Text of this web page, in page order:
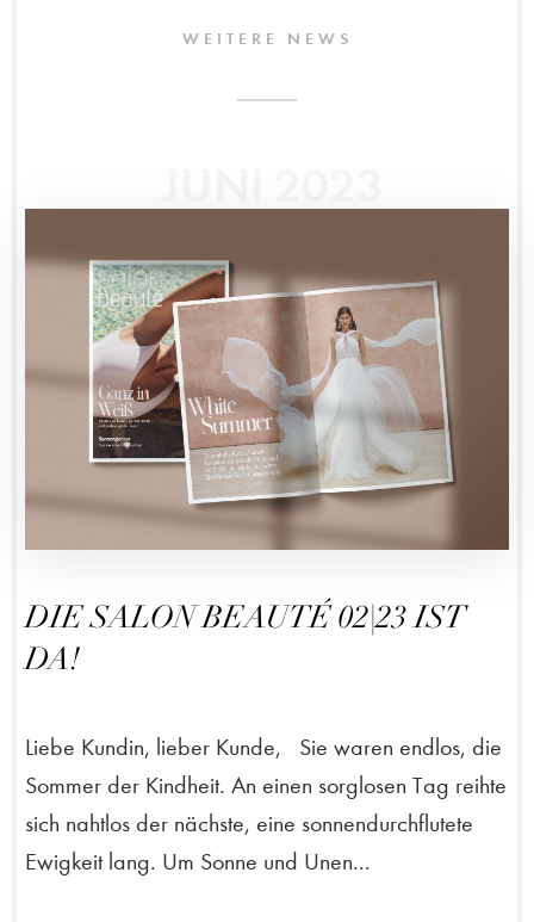
WEITERE NEWS
DIE SALON BEAUTÉ 02|23 IST
DA!
Liebe Kundin, lieber Kunde, Sie waren endlos, die
Sommer der Kindheit. An einen sorglosen Tag reihte
sich nahtlos der nächste, eine sonnendurchflutete
Ewigkeit lang. Um Sonne und Unen...